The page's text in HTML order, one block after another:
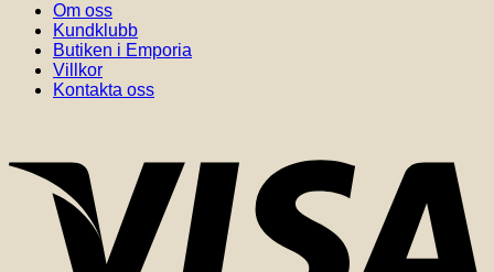
Om oss
Kundklubb
Butiken i Emporia
Villkor
Kontakta oss